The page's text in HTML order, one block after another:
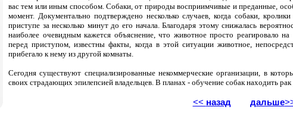
вас тем или иным способом. Собаки, от природы восприимчивые и преданные,
момент. Документально подтверждено несколько случаев, когда собаки,
приступе за несколько минут до его начала. Благодаря этому снижалась
наиболее очевидным кажется объяснение, что животное просто реагировало
перед приступом, известны факты, когда в этой ситуации животное,
прибегало к нему из другой комнаты.
Сегодня существуют специализированные некоммерческие организации, в
своих страдающих эпилепсией владельцев. В планах - обучение собак находить
<< назад дальше